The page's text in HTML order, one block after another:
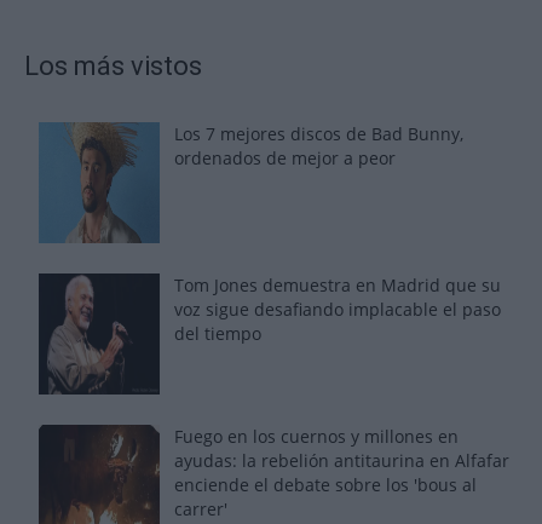
Los más vistos
Los 7 mejores discos de Bad Bunny,
ordenados de mejor a peor
Tom Jones demuestra en Madrid que su
voz sigue desafiando implacable el paso
del tiempo
Fuego en los cuernos y millones en
ayudas: la rebelión antitaurina en Alfafar
enciende el debate sobre los 'bous al
carrer'